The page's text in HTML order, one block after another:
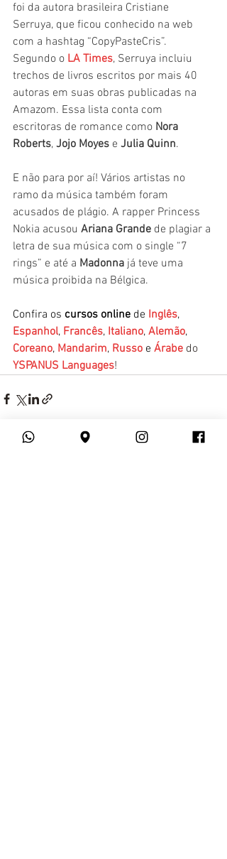
foi da autora brasileira Cristiane
Serruya, que ficou conhecido na web
com a hashtag “CopyPasteCris”.
Segundo o LA Times, Serruya incluiu
trechos de livros escritos por mais 40
autoras em suas obras publicadas na
Amazom. Essa lista conta com
escritoras de romance como Nora
Roberts, Jojo Moyes e Julia Quinn.
E não para por aí! Vários artistas no
ramo da música também foram
acusados de plágio. A rapper Princess
Nokia acusou Ariana Grande de plagiar a
letra de sua música com o single “7
rings” e até a Madonna já teve uma
música proibida na Bélgica.
Confira os cursos online de Inglês,
Espanhol, Francês, Italiano, Alemão,
Coreano, Mandarim, Russo e Árabe do
YSPANUS Languages!